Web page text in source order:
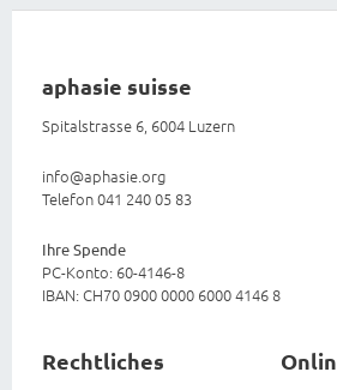
aphasie suisse
Spitalstrasse 6, 6004 Luzern
info@aphasie.org
Telefon 041 240 05 83
Ihre Spende
PC-Konto: 60-4146-8
IBAN: CH70 0900 0000 6000 4146 8
Rechtliches